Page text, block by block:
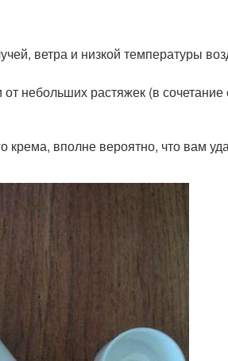
ветра и низкой температуры
небольших растяжек (в
крема, вполне вероятно, что вам